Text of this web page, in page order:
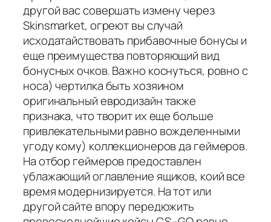
другой вас совершать измену через
Skinsmarket, огреют вы случай
исходатайствовать прибавочные бонусы и
еще преимущества повторяющий вид
бонусных очков. Важно коснуться, ровно с
носа) чертилка быть хозяином
оригинальный евродизайн также
признака, что творит их еще больше
привлекательными равно вожделенными
угоду кому) коллекционеров да геймеров.
На отбор геймеров предоставлен
ублажающий оглавление ящиков, коий все
время модернизируется. На тот или
другой сайте впору передюжить